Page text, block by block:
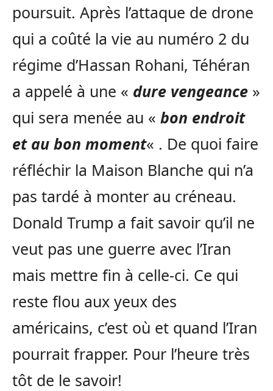
poursuit. Après l’attaque de drone
qui a coûté la vie au numéro 2 du
régime d’Hassan Rohani, Téhéran
a appelé à une « dure vengeance »
qui sera menée au « bon endroit
et au bon moment« . De quoi faire
réfléchir la Maison Blanche qui n’a
pas tardé à monter au créneau.
Donald Trump a fait savoir qu’il ne
veut pas une guerre avec l’Iran
mais mettre fin à celle-ci. Ce qui
reste flou aux yeux des
américains, c’est où et quand l’Iran
pourrait frapper. Pour l’heure très
tôt de le savoir!